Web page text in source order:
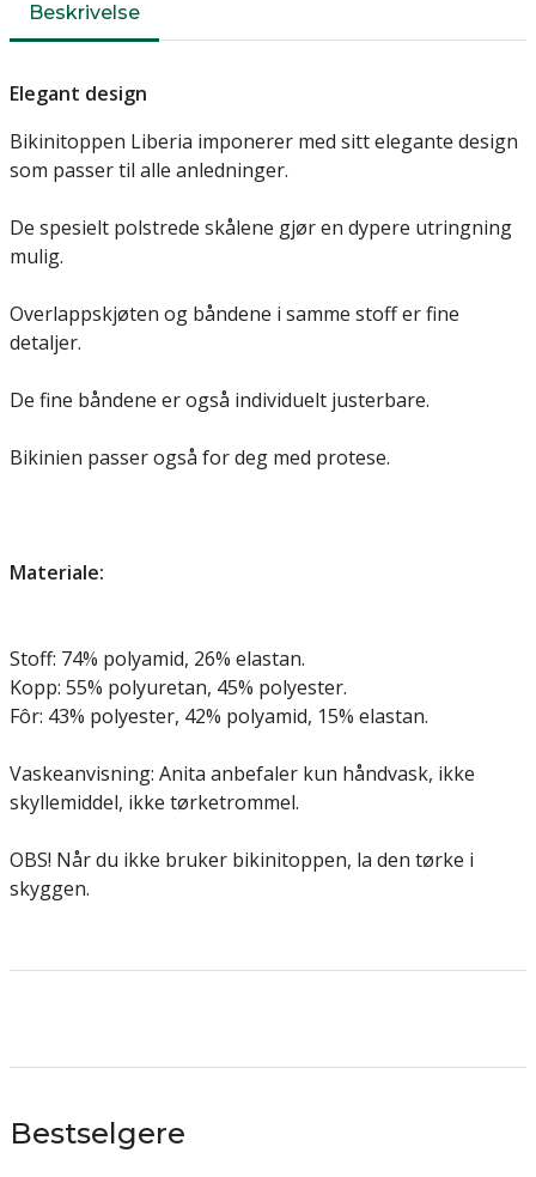
Beskrivelse
Elegant design
Bikinitoppen Liberia imponerer med sitt elegante design
som passer til alle anledninger.
De spesielt polstrede skålene gjør en dypere utringning
mulig.
Overlappskjøten og båndene i samme stoff er fine
detaljer.
De fine båndene er også individuelt justerbare.
Bikinien passer også for deg med protese.
Materiale:
Stoff: 74% polyamid, 26% elastan.
Kopp: 55% polyuretan, 45% polyester.
Fôr: 43% polyester, 42% polyamid, 15% elastan.
Vaskeanvisning: Anita anbefaler kun håndvask, ikke
skyllemiddel, ikke tørketrommel.
OBS! Når du ikke bruker bikinitoppen, la den tørke i
skyggen.
Bestselgere